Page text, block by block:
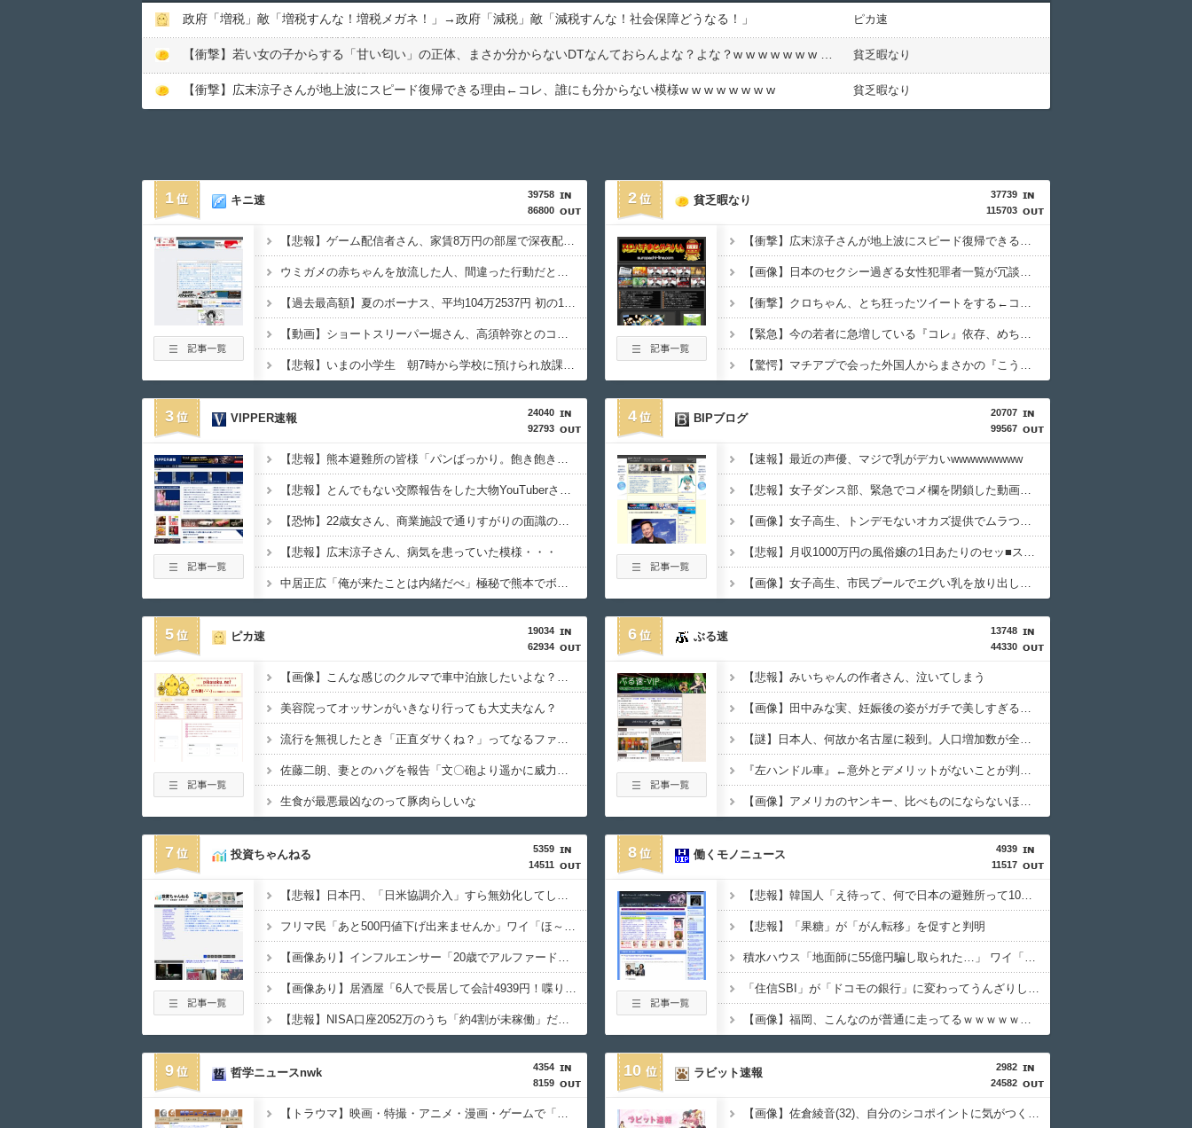
政府「増税」敵「増税すんな！増税メガネ！」→政府「減税」敵「減税すんな！社会保障どうなる！」 ピカ速
貧乏暇なり
【衝撃】広末涼子さんが地上波にスピード復帰できる理由←コレ、誰にも分からない模様w w w w w w w w 貧乏暇なり
1
39758
86800
キニ速
【悲報】ゲーム配信者さん、家賃8万円の部屋で深夜配信→管理会社から厳重注意されてお気持ち表明ｗｗｗ
ウミガメの赤ちゃんを放流した人、間違った行動だと言われてしまう
【過去最高額】夏のボーナス、平均104万2537円 初の100万円超
【動画】ショートスリーパー堀さん、高須幹弥とのコラボでキレ過ぎてる動画がヤバいｗｗｗｗｗ
【悲報】いまの小学生 朝7時から学校に預けられ放課後も夜遅くまで学童に預けられる生活をしていたwwwwwwwwwwwwww
2
37739
115703
貧乏暇なり
【衝撃】広末涼子さんが地上波にスピード復帰できる理由←コレ、誰にも分からない模様w w w w w w w w
【画像】日本のセクシー過ぎる女性犯罪者一覧が冗談抜きにレベル高過ぎる件w w w w w w w w w
【衝撃】クロちゃん、とち狂ったツイートをする←コレ言うほどおかしいか？？？？？？
【緊急】今の若者に急増している『コレ』依存、めちゃくちゃ深刻な模様w w w w w w w w w w
【驚愕】マチアプで会った外国人からまさかの『こう』言われたんやがこれワイ詰みか？？？？？？？
3
24040
92793
VIPPER速報
【悲報】熊本避難所の皆様「パンばっかり。飽き飽きしてる」
【悲報】とんでもない交際報告をした大物YouTuberさん、破局を発表????
【恐怖】22歳女さん、商業施設で通りすがりの面識の無いJCにラリアットして逮捕されてしまう・・・
【悲報】広末涼子さん、病気を患っていた模様・・・
中居正広「俺が来たことは内緒だべ」極秘で熊本でボランティアをしていた・・・
4
20707
99567
BIPブログ
【速報】最近の声優、マジで乳がデカいwwwwwwwww
【悲報】女子ダンス部、緊急でコメ欄を閉鎖した動画がこれ・・・・・
【画像】女子高生、トンデモないオカズ提供でムラつかせてしまうwww
【悲報】月収1000万円の風俗嬢の1日あたりのセッ■ス回数がこちら
【画像】女子高生、市民プールでエグい乳を放り出してしまうwww
5
19034
62934
ピカ速
【画像】こんな感じのクルマで車中泊旅したいよな？？？
美容院ってオッサンがいきなり行っても大丈夫なん？
流行を無視したとき「正直ダサくね？」ってなるファッション上げてけ
佐藤二朗、妻とのハグを報告「文〇砲より遥かに威力は弱いが、僕のノロケ砲をお見舞いする」
生食が最悪最凶なのって豚肉らしいな
6
13748
44330
ぶる速
【悲報】みいちゃんの作者さん、泣いてしまう
【画像】田中みな実、妊娠後の姿がガチで美しすぎる件wwwwww
【謎】日本人、何故か名古屋に殺到。人口増加数が全国一位に
『左ハンドル車』←意外とデメリットがないことが判明wwwwwww
【画像】アメリカのヤンキー、比べものにならないほど怖すぎる・・・
7
5359
14511
投資ちゃんねる
【悲報】日本円、「日米協調介入」すら無効化してしまうｗｗｗｗｗ
フリマ民「あと500円値下げ出来ませんか」ワイ「ほ～い購入ｗ」
【画像あり】インフルエンサー「20歳でアルファード一括で買えちゃう私って素敵」
【画像あり】居酒屋「6人で長居して会計4939円！喋りたいだけなら公園に行ってくれ（怒」
【悲報】NISA口座2052万のうち「約4割が未稼働」だったｗｗｗｗｗ
8
4939
11517
働くモノニュース
【悲報】韓国人「え待って、何で日本の避難所って10年前と同レベルなの(ドン引き
【悲報】「果糖」が「がん転移」を促すと判明
積水ハウス「地面師に55億円騙し取られた…」 ワイ「はえーかわいそう…会社滅茶苦茶やろなぁ」
「住信SBI」が「ドコモの銀行」に変わってうんざりしてるやつｗｗｗｗｗｗｗ
【画像】福岡、こんなのが普通に走ってるｗｗｗｗｗｗｗｗｗｗｗｗｗｗｗｗ
9
4354
8159
哲学ニュースnwk
【トラウマ】映画・特撮・アニメ・漫画・ゲームで「主人公がガチで敗北した回」と聞いて真っ先に思い浮かぶのは？
10
2982
24582
ラビット速報
【画像】佐倉綾音(32)、自分のシコポイントに気がつくｗｗｗｗｗｗｗｗｗｗ